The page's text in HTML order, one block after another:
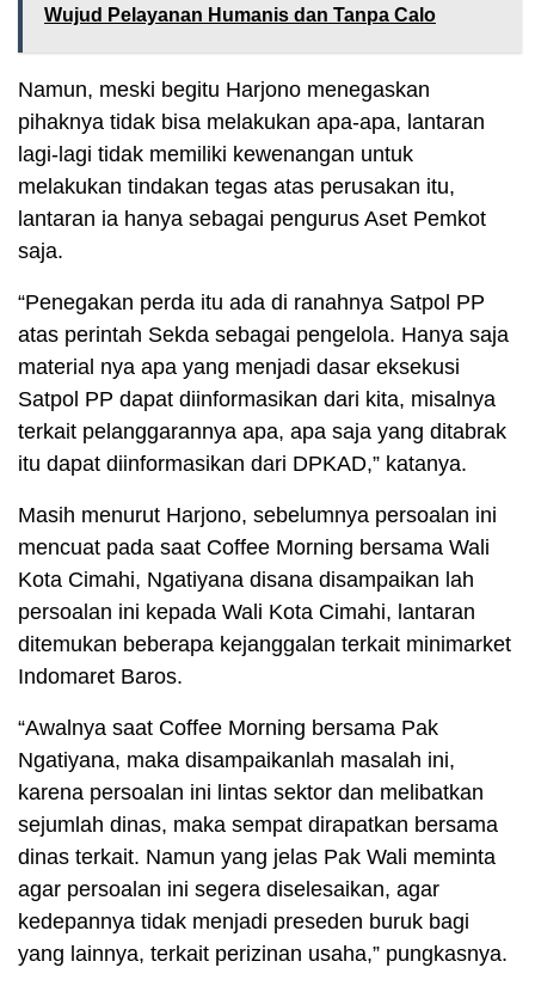
Wujud Pelayanan Humanis dan Tanpa Calo
Namun, meski begitu Harjono menegaskan
pihaknya tidak bisa melakukan apa-apa, lantaran
lagi-lagi tidak memiliki kewenangan untuk
melakukan tindakan tegas atas perusakan itu,
lantaran ia hanya sebagai pengurus Aset Pemkot
saja.
“Penegakan perda itu ada di ranahnya Satpol PP
atas perintah Sekda sebagai pengelola. Hanya saja
material nya apa yang menjadi dasar eksekusi
Satpol PP dapat diinformasikan dari kita, misalnya
terkait pelanggarannya apa, apa saja yang ditabrak
itu dapat diinformasikan dari DPKAD,” katanya.
Masih menurut Harjono, sebelumnya persoalan ini
mencuat pada saat Coffee Morning bersama Wali
Kota Cimahi, Ngatiyana disana disampaikan lah
persoalan ini kepada Wali Kota Cimahi, lantaran
ditemukan beberapa kejanggalan terkait minimarket
Indomaret Baros.
“Awalnya saat Coffee Morning bersama Pak
Ngatiyana, maka disampaikanlah masalah ini,
karena persoalan ini lintas sektor dan melibatkan
sejumlah dinas, maka sempat dirapatkan bersama
dinas terkait. Namun yang jelas Pak Wali meminta
agar persoalan ini segera diselesaikan, agar
kedepannya tidak menjadi preseden buruk bagi
yang lainnya, terkait perizinan usaha,” pungkasnya.